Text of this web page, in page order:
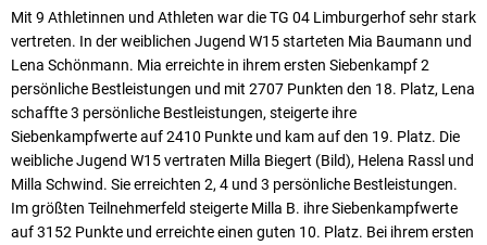
Mit 9 Athletinnen und Athleten war die TG 04 Limburgerhof sehr stark
vertreten. In der weiblichen Jugend W15 starteten Mia Baumann und
Lena Schönmann. Mia erreichte in ihrem ersten Siebenkampf 2
persönliche Bestleistungen und mit 2707 Punkten den 18. Platz, Lena
schaffte 3 persönliche Bestleistungen, steigerte ihre
Siebenkampfwerte auf 2410 Punkte und kam auf den 19. Platz. Die
weibliche Jugend W15 vertraten Milla Biegert (Bild), Helena Rassl und
Milla Schwind. Sie erreichten 2, 4 und 3 persönliche Bestleistungen.
Im größten Teilnehmerfeld steigerte Milla B. ihre Siebenkampfwerte
auf 3152 Punkte und erreichte einen guten 10. Platz. Bei ihrem ersten